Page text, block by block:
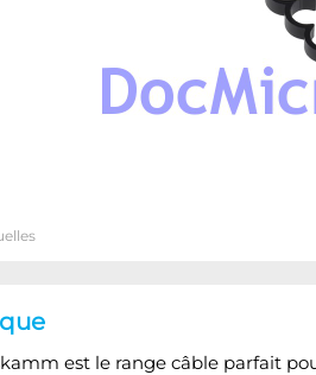
est le range câble parfait